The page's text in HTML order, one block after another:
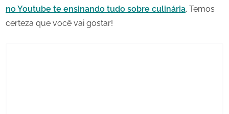
no Youtube te ensinando tudo sobre culinária. Temos
certeza que você vai gostar!